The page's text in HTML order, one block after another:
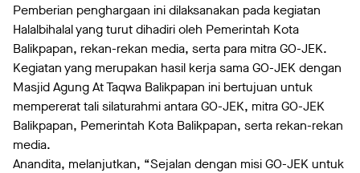
Pemberian penghargaan ini dilaksanakan pada kegiatan
Halalbihalal yang turut dihadiri oleh Pemerintah Kota
Balikpapan, rekan-rekan media, serta para mitra GO-JEK.
Kegiatan yang merupakan hasil kerja sama GO-JEK dengan
Masjid Agung At Taqwa Balikpapan ini bertujuan untuk
mempererat tali silaturahmi antara GO-JEK, mitra GO-JEK
Balikpapan, Pemerintah Kota Balikpapan, serta rekan-rekan
media.
Anandita, melanjutkan, “Sejalan dengan misi GO-JEK untuk